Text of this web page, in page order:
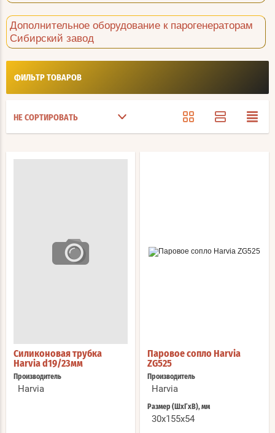
Дополнительное оборудование к парогенераторам
Сибирский завод
Силиконовая трубка
Harvia d19/23мм
Производитель
Harvia
Паровое сопло Harvia
ZG525
Производитель
Harvia
Размер (ШхГхВ), мм
30х155х54
ФИЛЬТР ТОВАРОВ
НЕ СОРТИРОВАТЬ